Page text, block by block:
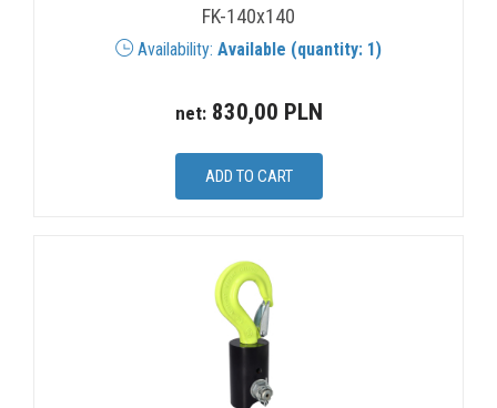
FK-140x140
Availability: Available (quantity: 1)
net:830,00 PLN